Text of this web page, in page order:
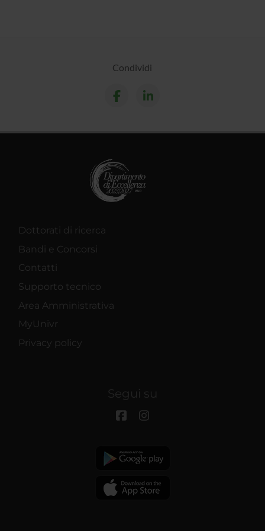
Condividi
Dottorati di ricerca
Bandi e Concorsi
Contatti
Supporto tecnico
Area Amministrativa
MyUnivr
Privacy policy
Segui su